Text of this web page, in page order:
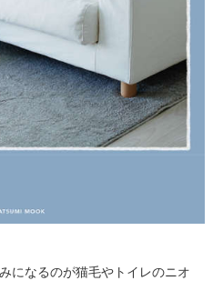
になるのが猫毛やトイレのニオ